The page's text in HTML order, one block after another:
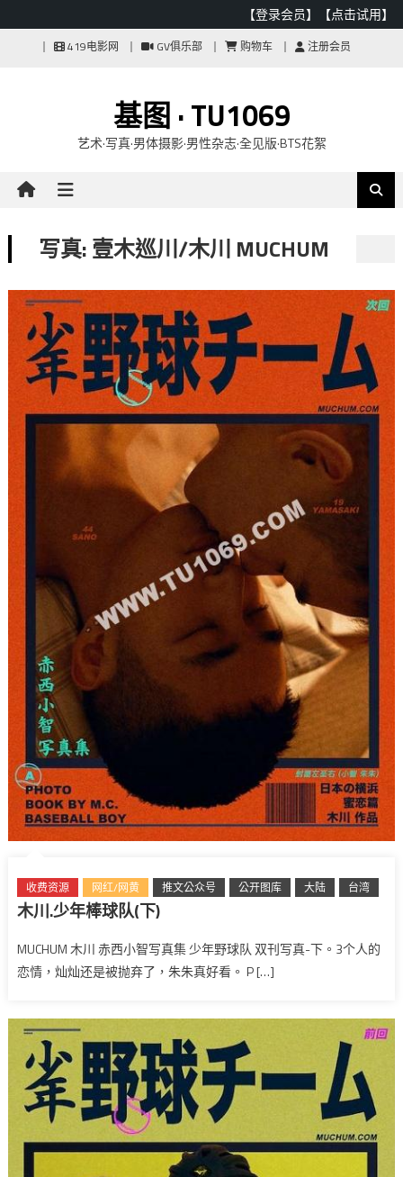
【登录会员】 【点击试用】
419电影网 GV俱乐部 购物车 注册会员
基图 · TU1069
艺术·写真·男体摄影·男性杂志·全见版·BTS花絮
写真: 壹木巡川/木川 MUCHUM
收费资源 网红/网黄 推文公众号 公开图库 大陆 台湾
木川.少年棒球队(下)
MUCHUM 木川 赤西小智写真集 少年野球队 双刊写真-下。3个人的
恋情，灿灿还是被抛弃了，朱朱真好看。 P […]